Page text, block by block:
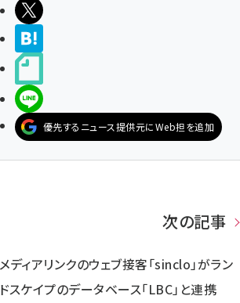
ポストする
LINEで送る
優先するニュース提供元にWeb担を追加
次の記事
メディアリンクのウェブ接客「sinclo」がラン
ドスケイプのデータベース「LBC」と連携